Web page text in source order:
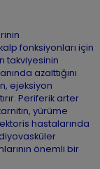
fonksiyonları için
takviyesinin
azalttığını
ejeksiyon
Periferik arter
yürüme
hastalarında
önemli bir